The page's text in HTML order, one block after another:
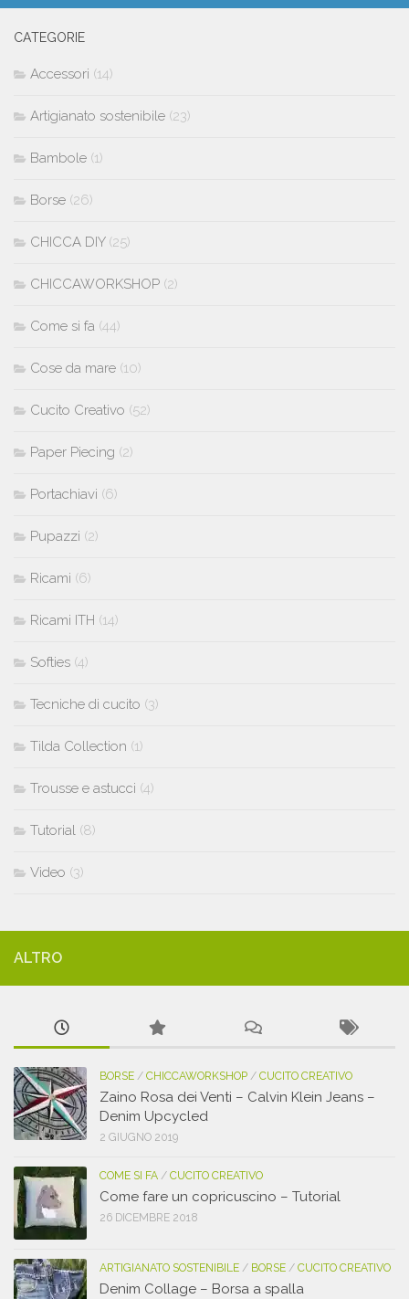
CATEGORIE
Accessori (14)
Artigianato sostenibile (23)
Bambole (1)
Borse (26)
CHICCA DIY(25)
CHICCAWORKSHOP (2)
Come si fa (44)
Cose da mare (10)
Cucito Creativo (52)
Paper Piecing (2)
Portachiavi (6)
Pupazzi (2)
Ricami (6)
Ricami ITH (14)
Softies (4)
Tecniche di cucito (3)
Tilda Collection (1)
Trousse e astucci (4)
Tutorial (8)
Video (3)
ALTRO
BORSE / CHICCAWORKSHOP / CUCITO CREATIVO
Zaino Rosa dei Venti – Calvin Klein Jeans –
Denim Upcycled
2 GIUGNO 2019
COME SI FA / CUCITO CREATIVO
Come fare un copricuscino – Tutorial
26 DICEMBRE 2018
ARTIGIANATO SOSTENIBILE / BORSE / CUCITO CREATIVO
Denim Collage – Borsa a spalla